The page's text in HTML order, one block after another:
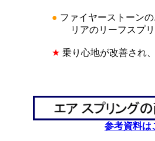
● ファイヤーストーン
リアのリーフスプリン
★ 乗り心地が改善され
参考資料は